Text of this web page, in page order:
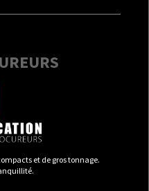
et de gros tonnage.